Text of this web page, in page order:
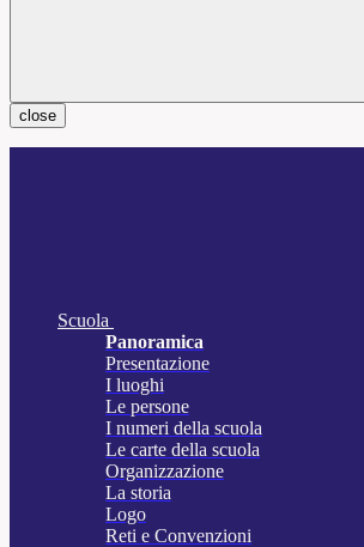
close
Scuola
Panoramica
Presentazione
I luoghi
Le persone
I numeri della scuola
Le carte della scuola
Organizzazione
La storia
Logo
Reti e Convenzioni